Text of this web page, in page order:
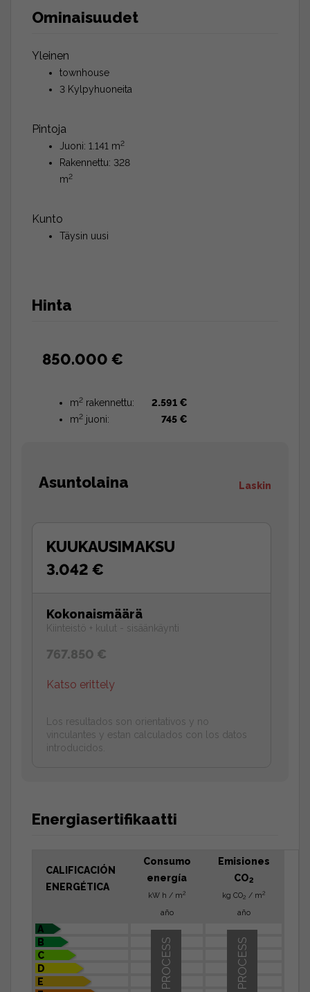
Ominaisuudet
Yleinen
townhouse
3 Kylpyhuoneita
Pintoja
Juoni: 1.141 m2
Rakennettu: 328
m2
Kunto
Täysin uusi
Hinta
850.000 €
m2 rakennettu:
2.591 €
m2 juoni: 745 €
Asuntolaina Laskin
KUUKAUSIMAKSU
3.042 €
Kokonaismäärä
Kiinteistö + kulut - sisäänkäynti
767.850 €
Katso erittely
Los resultados son orientativos y no
vinculantes y estan calculados con los datos
introducidos.
Energiasertifikaatti
CALIFICACIÓN
ENERGÉTICA
Consumo
energía
kW h / m2
año
Emisiones
CO2
kg CO2 / m2
año
A
B
C
D
E
IN PROCESS
IN PROCESS